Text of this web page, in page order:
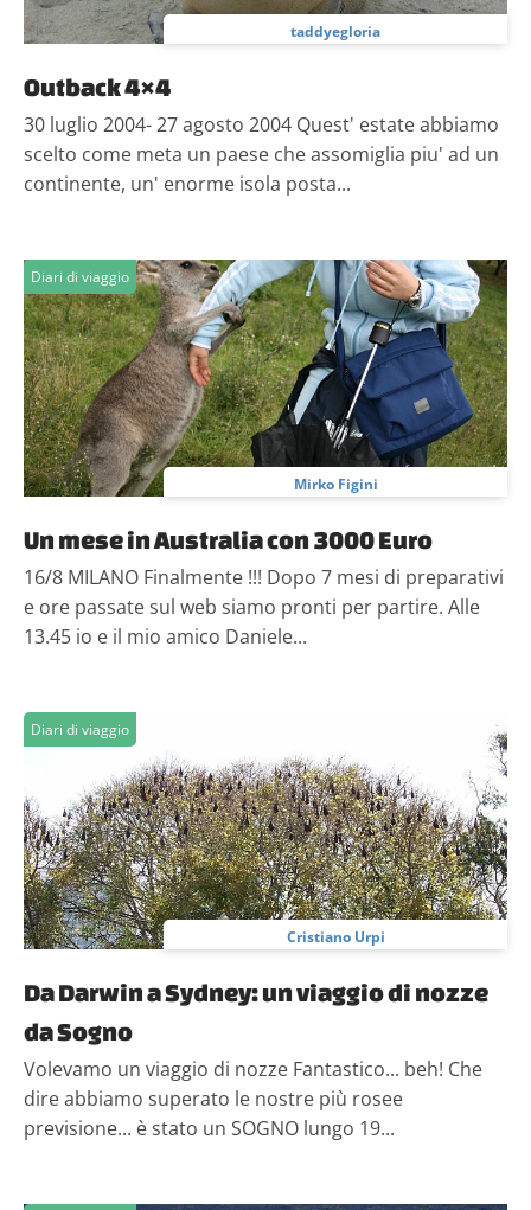
taddyegloria
Outback 4×4
30 luglio 2004- 27 agosto 2004 Quest' estate abbiamo
scelto come meta un paese che assomiglia piu' ad un
continente, un' enorme isola posta...
Diari di viaggio
Mirko Figini
Un mese in Australia con 3000 Euro
16/8 MILANO Finalmente !!! Dopo 7 mesi di preparativi
e ore passate sul web siamo pronti per partire. Alle
13.45 io e il mio amico Daniele...
Diari di viaggio
Cristiano Urpi
Da Darwin a Sydney: un viaggio di nozze
da Sogno
Volevamo un viaggio di nozze Fantastico... beh! Che
dire abbiamo superato le nostre più rosee
previsione... è stato un SOGNO lungo 19...